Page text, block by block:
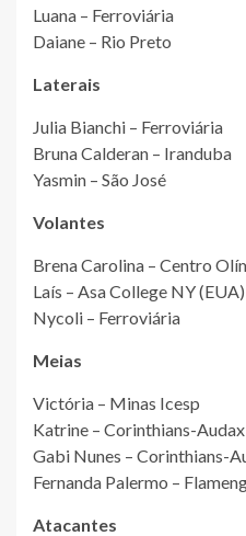
Luana – Ferroviária
Daiane – Rio Preto
Laterais
Julia Bianchi – Ferroviária
Bruna Calderan – Iranduba
Yasmin – São José
Volantes
Brena Carolina – Centro
Laís – Asa College NY (EUA)
Nycoli – Ferroviária
Meias
Victória – Minas Icesp
Katrine – Corinthians-Audax
Gabi Nunes – Corinthians-
Fernanda Palermo –
Atacantes